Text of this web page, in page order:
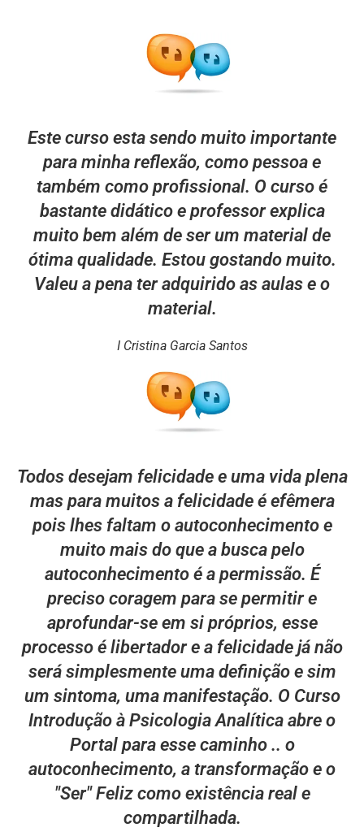
Este curso esta sendo muito importante
para minha reflexão, como pessoa e
também como profissional. O curso é
bastante didático e professor explica
muito bem além de ser um material de
ótima qualidade. Estou gostando muito.
Valeu a pena ter adquirido as aulas e o
material.
I Cristina Garcia Santos
Todos desejam felicidade e uma vida plena
mas para muitos a felicidade é efêmera
pois lhes faltam o autoconhecimento e
muito mais do que a busca pelo
autoconhecimento é a permissão. É
preciso coragem para se permitir e
aprofundar-se em si próprios, esse
processo é libertador e a felicidade já não
será simplesmente uma definição e sim
um sintoma, uma manifestação. O Curso
Introdução à Psicologia Analítica abre o
Portal para esse caminho .. o
autoconhecimento, a transformação e o
"Ser" Feliz como existência real e
compartilhada.